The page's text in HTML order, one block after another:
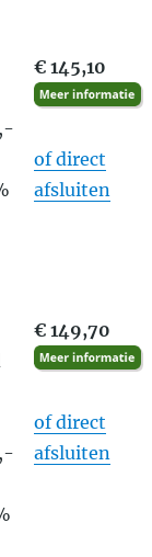
€ 145,10
of direct
afsluiten
€ 149,70
of direct
afsluiten